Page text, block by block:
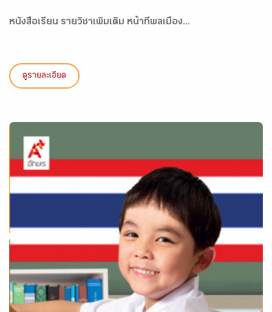
หนังสือเรียน รายวิชาเพิ่มเติม หน้าที่พลเมือง...
ดูรายละเอียด